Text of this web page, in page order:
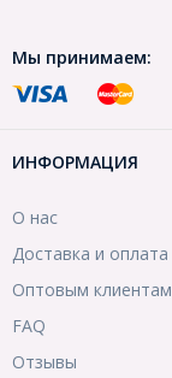
Мы принимаем:
ИНФОРМАЦИЯ
О нас
Доставка и оплата
Оптовым клиентам
FAQ
Отзывы